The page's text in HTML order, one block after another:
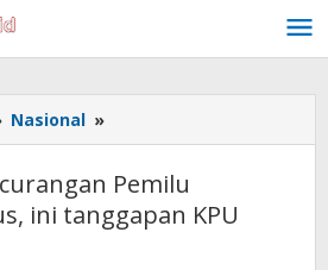
Nasional »
Minta
Pemilu
Ditangani
Pemilu
ini tanggapan KPU